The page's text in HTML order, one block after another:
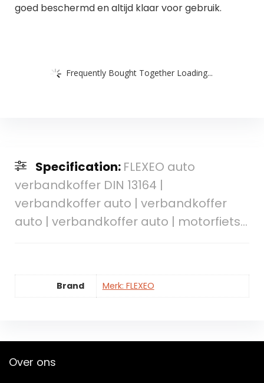
goed beschermd en altijd klaar voor gebruik.
Frequently Bought Together Loading...
Specification: FLEXEO auto
verbandkoffer DIN 13164 |
verbandkoffer auto | verbandkoffer
auto | verbandkoffer auto | motorfiets…
Brand Merk: FLEXEO
Over ons